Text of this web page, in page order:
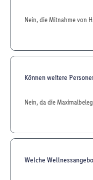
Nein, die Mitnahme von
Können weitere
Nein, da die
Welche